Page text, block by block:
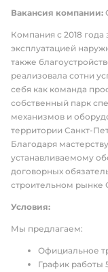
Вакансия компании:
Компания c 2018 года
эксплуатацией
также
реализовала сотни
себя как команда
собственный парк
механизмов и
территории Санкт-
Благодаря
устанавливаемому
договорных
строительном рынке
Условия:
Мы предлагаем:
Официальное
График работы